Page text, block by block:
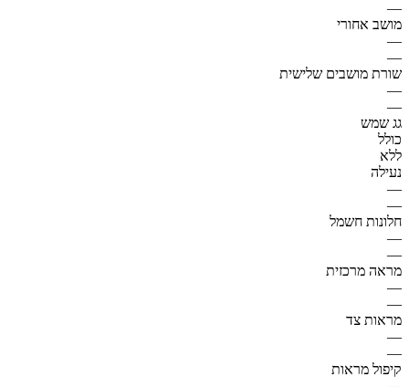
—
מושב אחורי
—
—
שורת מושבים שלישית
—
—
גג שמש
כולל
ללא
נעילה
—
—
חלונות חשמל
—
—
מראה מרכזית
—
—
מראות צד
—
—
קיפול מראות